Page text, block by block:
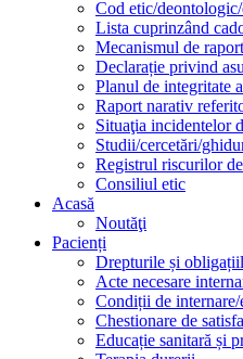
Cod etic/
Lista cuprinzând
Mecanismul de
Declarație privind
Planul de integritate
Raport narativ
Situaţia incidentelor
Studii/cercetări/
Registrul riscurilor
Consiliul etic
Acasă
Noutăţi
Pacienți
Drepturile și
Acte necesare
Condiții de internare/
Chestionare de
Educație sanitară și